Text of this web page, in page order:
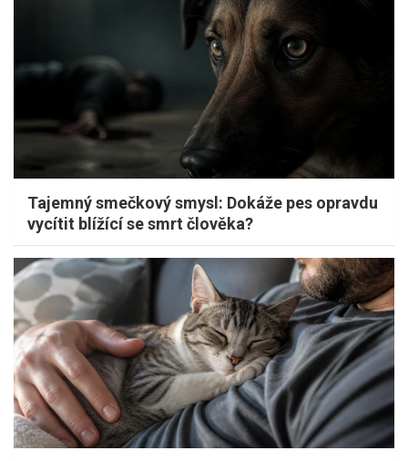
Tajemný smečkový smysl: Dokáže pes opravdu
vycítit blížící se smrt člověka?